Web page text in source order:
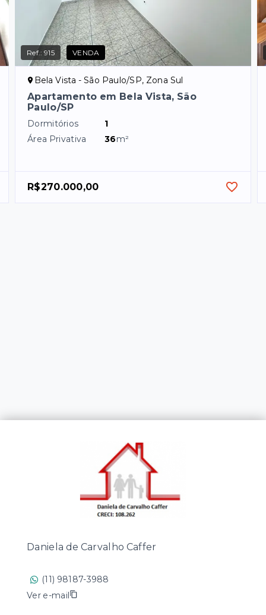
Ref.:915 VENDA
Bela Vista - São Paulo/SP, Zona Sul
Apartamento em Bela Vista, São
Paulo/SP
Dormitórios
1
Área Privativa
36m²
R$270.000,00
Daniela de Carvalho Caffer
(11) 98187-3988
Ver e-mail